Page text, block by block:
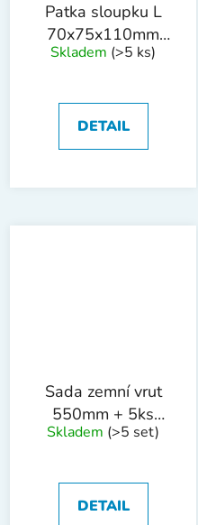
Patka sloupku L
70x75x110mm
tl.4mm trn
Skladem (>5 ks)
DETAIL
Sada zemní vrut
550mm + 5ks
redukce 24-55mm
Skladem (>5 set)
DETAIL